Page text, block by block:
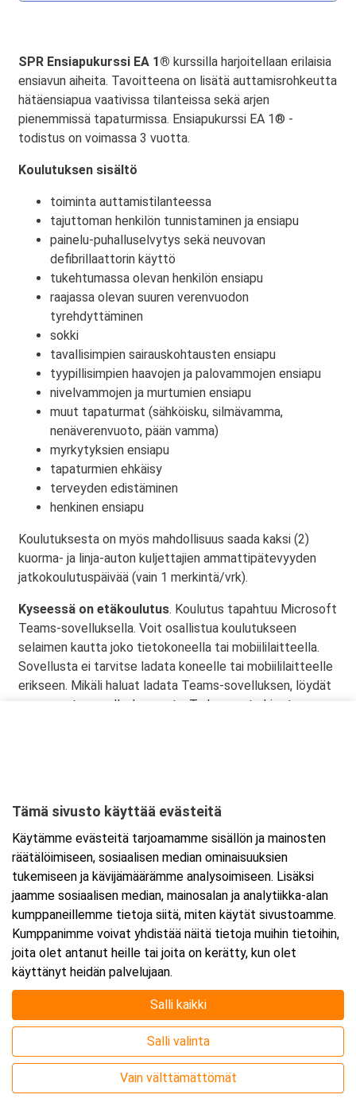
SPR Ensiapukurssi EA 1® kurssilla harjoitellaan erilaisia
ensiavun aiheita. Tavoitteena on lisätä auttamisrohkeutta
hätäensiapua vaativissa tilanteissa sekä arjen
pienemmissä tapaturmissa. Ensiapukurssi EA 1® -
todistus on voimassa 3 vuotta.
Koulutuksen sisältö
toiminta auttamistilanteessa
tajuttoman henkilön tunnistaminen ja ensiapu
painelu-puhalluselvytys sekä neuvovan
defibrillaattorin käyttö
tukehtumassa olevan henkilön ensiapu
raajassa olevan suuren verenvuodon
tyrehdyttäminen
sokki
tavallisimpien sairauskohtausten ensiapu
tyypillisimpien haavojen ja palovammojen ensiapu
nivelvammojen ja murtumien ensiapu
muut tapaturmat (sähköisku, silmävamma,
nenäverenvuoto, pään vamma)
myrkytyksien ensiapu
tapaturmien ehkäisy
terveyden edistäminen
henkinen ensiapu
Koulutuksesta on myös mahdollisuus saada kaksi (2)
kuorma- ja linja-auton kuljettajien ammattipätevyyden
jatkokoulutuspäivää (vain 1 merkintä/vrk).
Kyseessä on etäkoulutus. Koulutus tapahtuu Microsoft
Teams-sovelluksella. Voit osallistua koulutukseen
selaimen kautta joko tietokoneella tai mobiililaitteella.
Sovellusta ei tarvitse ladata koneelle tai mobiililaitteelle
erikseen. Mikäli haluat ladata Teams-sovelluksen, löydät
sen omasta sovelluskaupasta. Tarkemmat ohjeet
Ajankohta
Alkaa:27.8.2026 08:30
Päättyy:28.8.2026 15:30
Lisää tapahtuma kalenteriisi
Webinaari
Tämä sivusto käyttää evästeitä
Käytämme evästeitä tarjoamamme sisällön ja mainosten
räätälöimiseen, sosiaalisen median ominaisuuksien
tukemiseen ja kävijämäärämme analysoimiseen. Lisäksi
jaamme sosiaalisen median, mainosalan ja analytiikka-alan
kumppaneillemme tietoja siitä, miten käytät sivustoamme.
Kumppanimme voivat yhdistää näitä tietoja muihin tietoihin,
joita olet antanut heille tai joita on kerätty, kun olet
käyttänyt heidän palvelujaan.
Salli kaikki
Salli valinta
Vain välttämättömät